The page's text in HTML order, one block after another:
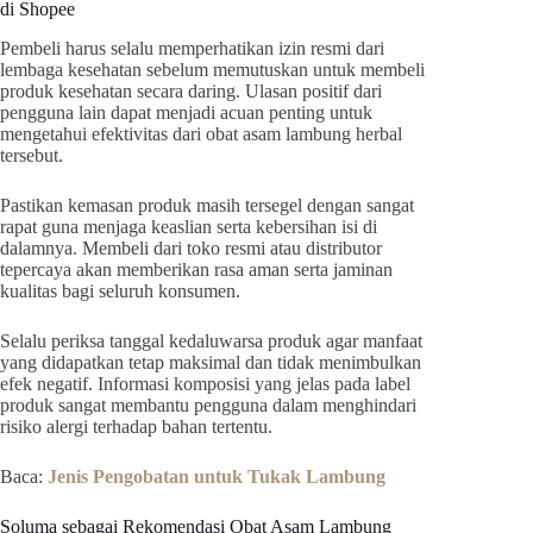
di Shopee
Pembeli harus selalu memperhatikan izin resmi dari
lembaga kesehatan sebelum memutuskan untuk membeli
produk kesehatan secara daring. Ulasan positif dari
pengguna lain dapat menjadi acuan penting untuk
mengetahui efektivitas dari obat asam lambung herbal
tersebut.
Pastikan kemasan produk masih tersegel dengan sangat
rapat guna menjaga keaslian serta kebersihan isi di
dalamnya. Membeli dari toko resmi atau distributor
tepercaya akan memberikan rasa aman serta jaminan
kualitas bagi seluruh konsumen.
Selalu periksa tanggal kedaluwarsa produk agar manfaat
yang didapatkan tetap maksimal dan tidak menimbulkan
efek negatif. Informasi komposisi yang jelas pada label
produk sangat membantu pengguna dalam menghindari
risiko alergi terhadap bahan tertentu.
Baca: Jenis Pengobatan untuk Tukak Lambung
Soluma sebagai Rekomendasi Obat Asam Lambung